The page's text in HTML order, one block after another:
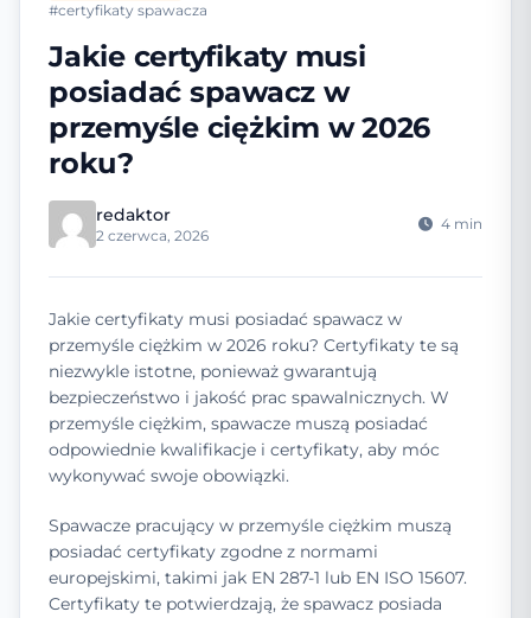
#certyfikaty spawacza
Jakie certyfikaty musi
posiadać spawacz w
przemyśle ciężkim w 2026
roku?
redaktor
2 czerwca, 2026
4 min
Jakie certyfikaty musi posiadać spawacz w
przemyśle ciężkim w 2026 roku? Certyfikaty te są
niezwykle istotne, ponieważ gwarantują
bezpieczeństwo i jakość prac spawalnicznych. W
przemyśle ciężkim, spawacze muszą posiadać
odpowiednie kwalifikacje i certyfikaty, aby móc
wykonywać swoje obowiązki.
Spawacze pracujący w przemyśle ciężkim muszą
posiadać certyfikaty zgodne z normami
europejskimi, takimi jak EN 287-1 lub EN ISO 15607.
Certyfikaty te potwierdzają, że spawacz posiada